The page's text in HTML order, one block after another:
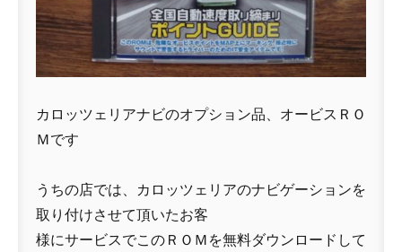
カロッツェリアナビのオプション品、オービスＲＯ
Ｍです
うちの店では、カロッツェリアのナビゲーションを
取り付けさせて頂いたお客
様にサービスでこのＲＯＭを無料ダウンロードして